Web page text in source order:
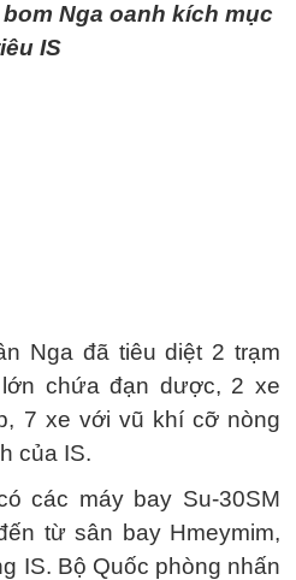
Nga oanh kích mục
IS
Nga đã tiêu diệt 2 trạm
chứa đạn dược, 2 xe
7 xe với vũ khí cỡ nòng
của IS.
các máy bay Su-30SM
từ sân bay Hmeymim,
IS. Bộ Quốc phòng nhấn